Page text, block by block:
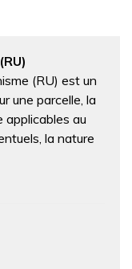
(RU) est un
une parcelle, la
applicables au
la nature